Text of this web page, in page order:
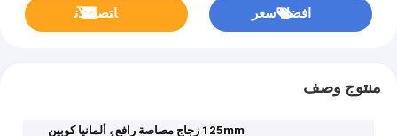
افضل سعر ﺎﺘﺼﻟ ﺍﻶﻧ
منتوج وصف
125mm زجاج مصاصة رافع ، ألمانيا كوبين